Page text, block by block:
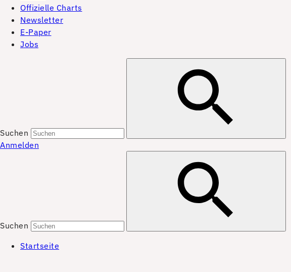
Offizielle Charts
Newsletter
E-Paper
Jobs
Suchen
Anmelden
Suchen
Startseite